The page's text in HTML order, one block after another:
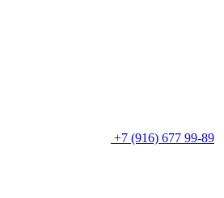
+7 (916) 677 99-89